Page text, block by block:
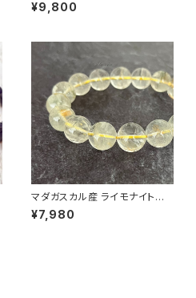
¥9,800
マダガスカル産 ライモナイト共
生 13.5mm ガーデンクォーツ
ブレスレット
¥7,980